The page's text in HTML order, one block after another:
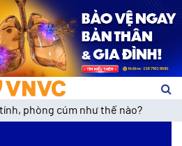
phòng cúm như thế nào?